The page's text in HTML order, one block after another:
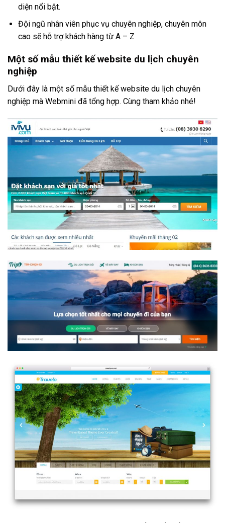
diện nổi bật.
Đội ngũ nhân viên phục vụ chuyên nghiệp, chuyên môn
cao sẽ hỗ trợ khách hàng từ A – Z
Một số mẫu thiết kế website du lịch chuyên
nghiệp
Dưới đây là một số mẫu thiết kế website du lịch chuyên
nghiệp mà Webmini đã tổng hợp. Cùng tham khảo nhé!